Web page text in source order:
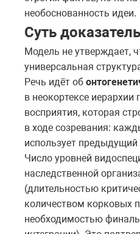
необоснованность идеи.
Суть
Модель не утверждает,
универсальная
Речь идёт об
в неокортексе иерархии
восприятия, которая
в ходе созревания:
использует предыдущий
Число уровней
наследственной
(длительностью
количеством корковых
необходимостью